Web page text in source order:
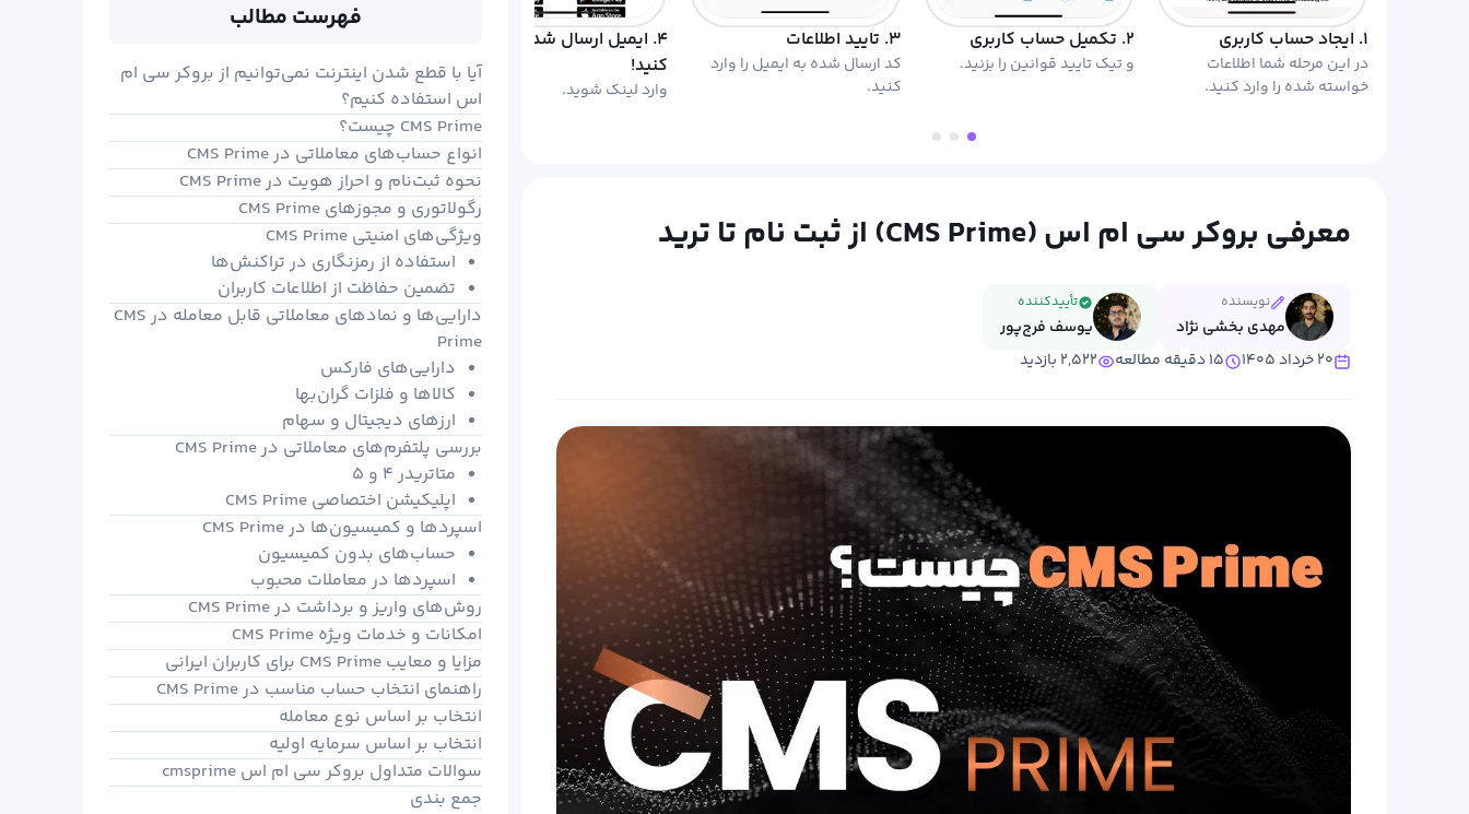
۱. ایجاد حساب کاربری
در این مرحله شما اطلاعات
خواسته شده را وارد کنید.
۲. تکمیل حساب کاربری
و تیک تایید قوانین را بزنید.
۳. تایید اطلاعات
کد ارسال شده به ایمیل را وارد
کنید.
۴. ایمیل ارسال شده را باز
کنید!
وارد لینک شوید.
تکمیل تاریخ تولد
معرفی بروکر سی ام اس (CMS Prime) از ثبت نام تا ترید
نویسنده
مهدی بخشی نژاد
تأییدکننده
یوسف فرج‌پور
۲۰ خرداد ۱۴۰۵
۱۵ دقیقه مطالعه ۲,۵۲۲ بازدید
فهرست مطالب
آیا با قطع شدن اینترنت نمی‌توانیم از بروکر سی ام
اس استفاده کنیم؟
CMS Prime چیست؟
انواع حساب‌های معاملاتی در CMS Prime
نحوه ثبت‌نام و احراز هویت در CMS Prime
رگولاتوری و مجوزهای CMS Prime
ویژگی‌های امنیتی CMS Prime
استفاده از رمزنگاری در تراکنش‌ها
تضمین حفاظت از اطلاعات کاربران
دارایی‌ها و نمادهای معاملاتی قابل معامله در CMS
Prime
دارایی‌های فارکس
کالاها و فلزات گران‌بها
ارزهای دیجیتال و سهام
بررسی پلتفرم‌های معاملاتی در CMS Prime
متاتریدر ۴ و ۵
اپلیکیشن اختصاصی CMS Prime
اسپردها و کمیسیون‌ها در CMS Prime
حساب‌های بدون کمیسیون
اسپردها در معاملات محبوب
روش‌های واریز و برداشت در CMS Prime
امکانات و خدمات ویژه CMS Prime
مزایا و معایب CMS Prime برای کاربران ایرانی
راهنمای انتخاب حساب مناسب در CMS Prime
انتخاب بر اساس نوع معامله
انتخاب بر اساس سرمایه اولیه
سوالات متداول بروکر سی ام اس cmsprime
جمع‌ بندی